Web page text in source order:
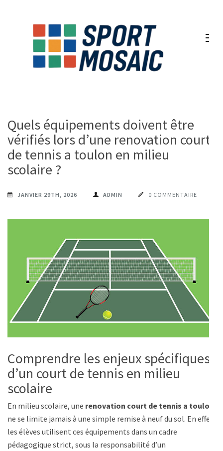
Quels équipements doivent être
vérifiés lors d’une renovation court
de tennis a toulon en milieu
scolaire ?
JANVIER 29TH, 2026 ADMIN 0 COMMENTAIRE
Comprendre les enjeux spécifiques
d’un court de tennis en milieu
scolaire
En milieu scolaire, une renovation court de tennis a toulon
ne se limite jamais à une simple remise à neuf du sol. En effet,
les élèves utilisent ces équipements dans un cadre
pédagogique strict, sous la responsabilité d’un